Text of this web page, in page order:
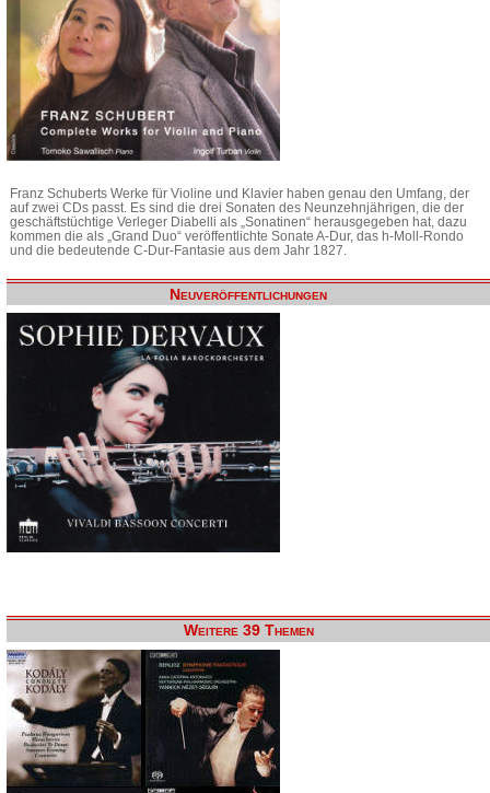
Franz Schuberts Werke für Violine und Klavier haben genau den Umfang, der
auf zwei CDs passt. Es sind die drei Sonaten des Neunzehnjährigen, die der
geschäftstüchtige Verleger Diabelli als „Sonatinen“ herausgegeben hat, dazu
kommen die als „Grand Duo“ veröffentlichte Sonate A-Dur, das h-Moll-Rondo
und die bedeutende C-Dur-Fantasie aus dem Jahr 1827.
Neuveröffentlichungen
Weitere 39 Themen